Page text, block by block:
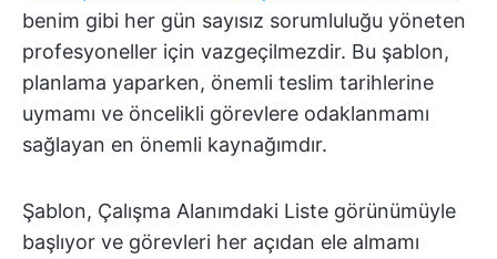
benim gibi her gün sayısız sorumluluğu yöneten
profesyoneller için vazgeçilmezdir. Bu şablon,
planlama yaparken, önemli teslim tarihlerine
uymamı ve öncelikli görevlere odaklanmamı
sağlayan en önemli kaynağımdır.
Şablon, Çalışma Alanımdaki Liste görünümüyle
başlıyor ve görevleri her açıdan ele almamı